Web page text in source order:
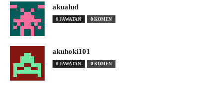
akualud
0 JAWATAN 0 KOMEN
akuhoki101
0 JAWATAN 0 KOMEN